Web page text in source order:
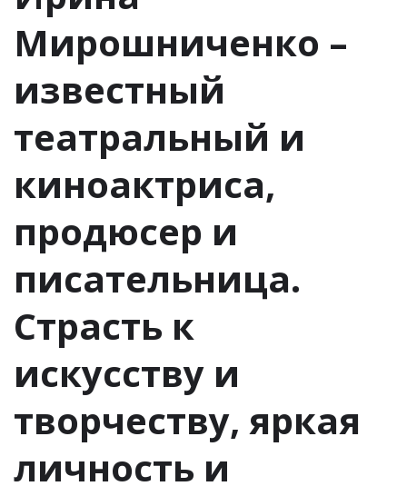
Мирошниченко –
известный
театральный и
киноактриса,
продюсер и
писательница.
Страсть к
искусству и
творчеству, яркая
личность и